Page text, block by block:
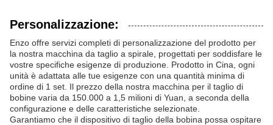
Personalizzazione:
Enzo offre servizi completi di personalizzazione del prodotto per
la nostra macchina da taglio a spirale, progettati per soddisfare le
vostre specifiche esigenze di produzione. Prodotto in Cina, ogni
unità è adattata alle tue esigenze con una quantità minima di
ordine di 1 set. Il prezzo della nostra macchina per il taglio di
bobine varia da 150.000 a 1,5 milioni di Yuan, a seconda della
configurazione e delle caratteristiche selezionate.
Garantiamo che il dispositivo di taglio della bobina possa ospitare